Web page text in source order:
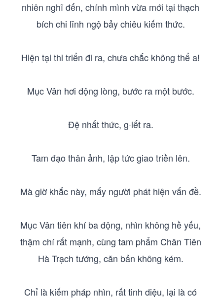
nhiên nghĩ đến, chính mình vừa mới tại thạch
bích chi lĩnh ngộ bảy chiêu kiếm thức.
Hiện tại thi triển đi ra, chưa chắc không thể a!
Mục Vân hơi động lòng, bước ra một bước.
Đệ nhất thức, g·iết ra.
Tam đạo thân ảnh, lập tức giao triền lên.
Mà giờ khắc này, mấy người phát hiện vấn đề.
Mục Vân tiên khí ba động, nhìn không hề yếu,
thậm chí rất mạnh, cùng tam phẩm Chân Tiên
Hà Trạch tướng, căn bản không kém.
Chỉ là kiếm pháp nhìn, rất tinh diệu, lại là có